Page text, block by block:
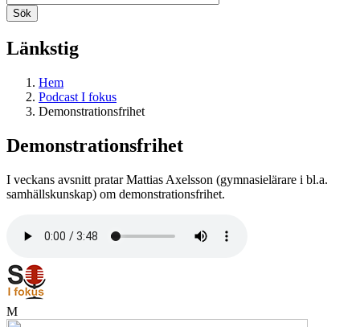
Länkstig
Hem
Podcast I fokus
Demonstrationsfrihet
Demonstrationsfrihet
I veckans avsnitt pratar Mattias Axelsson (gymnasielärare i bl.a.
samhällskunskap) om demonstrationsfrihet.
M